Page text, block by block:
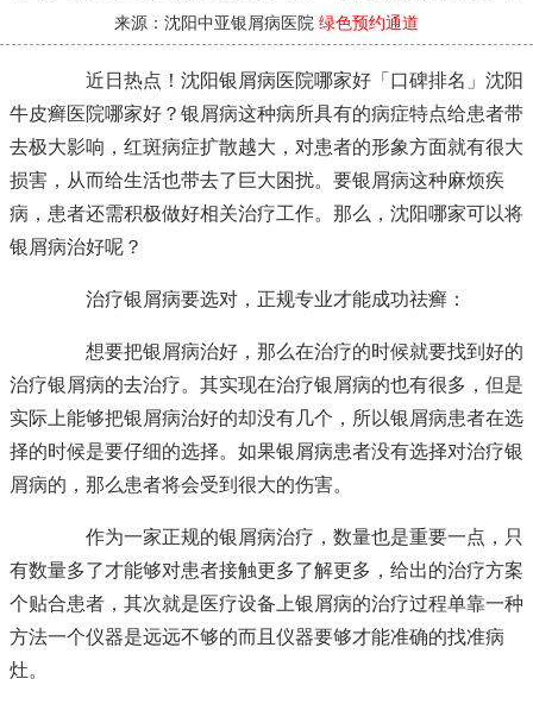
来源：沈阳中亚银屑病医院 绿色预约通道
近日热点！沈阳银屑病医院哪家好「口碑排名」沈阳
牛皮癣医院哪家好？银屑病这种病所具有的病症特点给患者带
去极大影响，红斑病症扩散越大，对患者的形象方面就有很大
损害，从而给生活也带去了巨大困扰。要银屑病这种麻烦疾
病，患者还需积极做好相关治疗工作。那么，沈阳哪家可以将
银屑病治好呢？
治疗银屑病要选对，正规专业才能成功祛癣：
想要把银屑病治好，那么在治疗的时候就要找到好的
治疗银屑病的去治疗。其实现在治疗银屑病的也有很多，但是
实际上能够把银屑病治好的却没有几个，所以银屑病患者在选
择的时候是要仔细的选择。如果银屑病患者没有选择对治疗银
屑病的，那么患者将会受到很大的伤害。
作为一家正规的银屑病治疗，数量也是重要一点，只
有数量多了才能够对患者接触更多了解更多，给出的治疗方案
个贴合患者，其次就是医疗设备上银屑病的治疗过程单靠一种
方法一个仪器是远远不够的而且仪器要够才能准确的找准病
灶。